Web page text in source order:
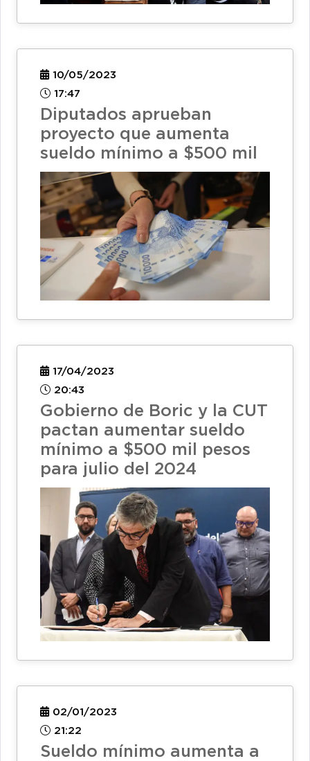
10/05/2023
17:47
Diputados aprueban
proyecto que aumenta
sueldo mínimo a $500 mil
17/04/2023
20:43
Gobierno de Boric y la CUT
pactan aumentar sueldo
mínimo a $500 mil pesos
para julio del 2024
02/01/2023
21:22
Sueldo mínimo aumenta a